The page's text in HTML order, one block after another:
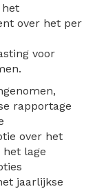
het
over het per
voor
rapportage
over het
lage
jaarlijkse